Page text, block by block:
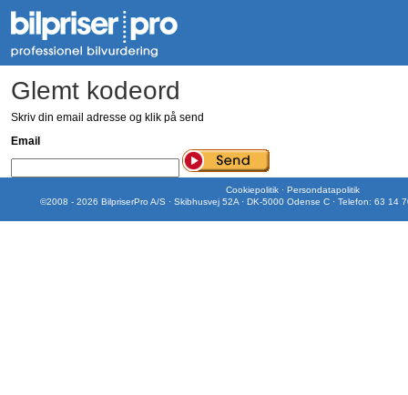
Glemt kodeord
Skriv din email adresse og klik på send
Email
Cookiepolitik · Persondatapolitik
©2008 - 2026 BilpriserPro A/S · Skibhusvej 52A · DK-5000 Odense C · Telefon: 63 14